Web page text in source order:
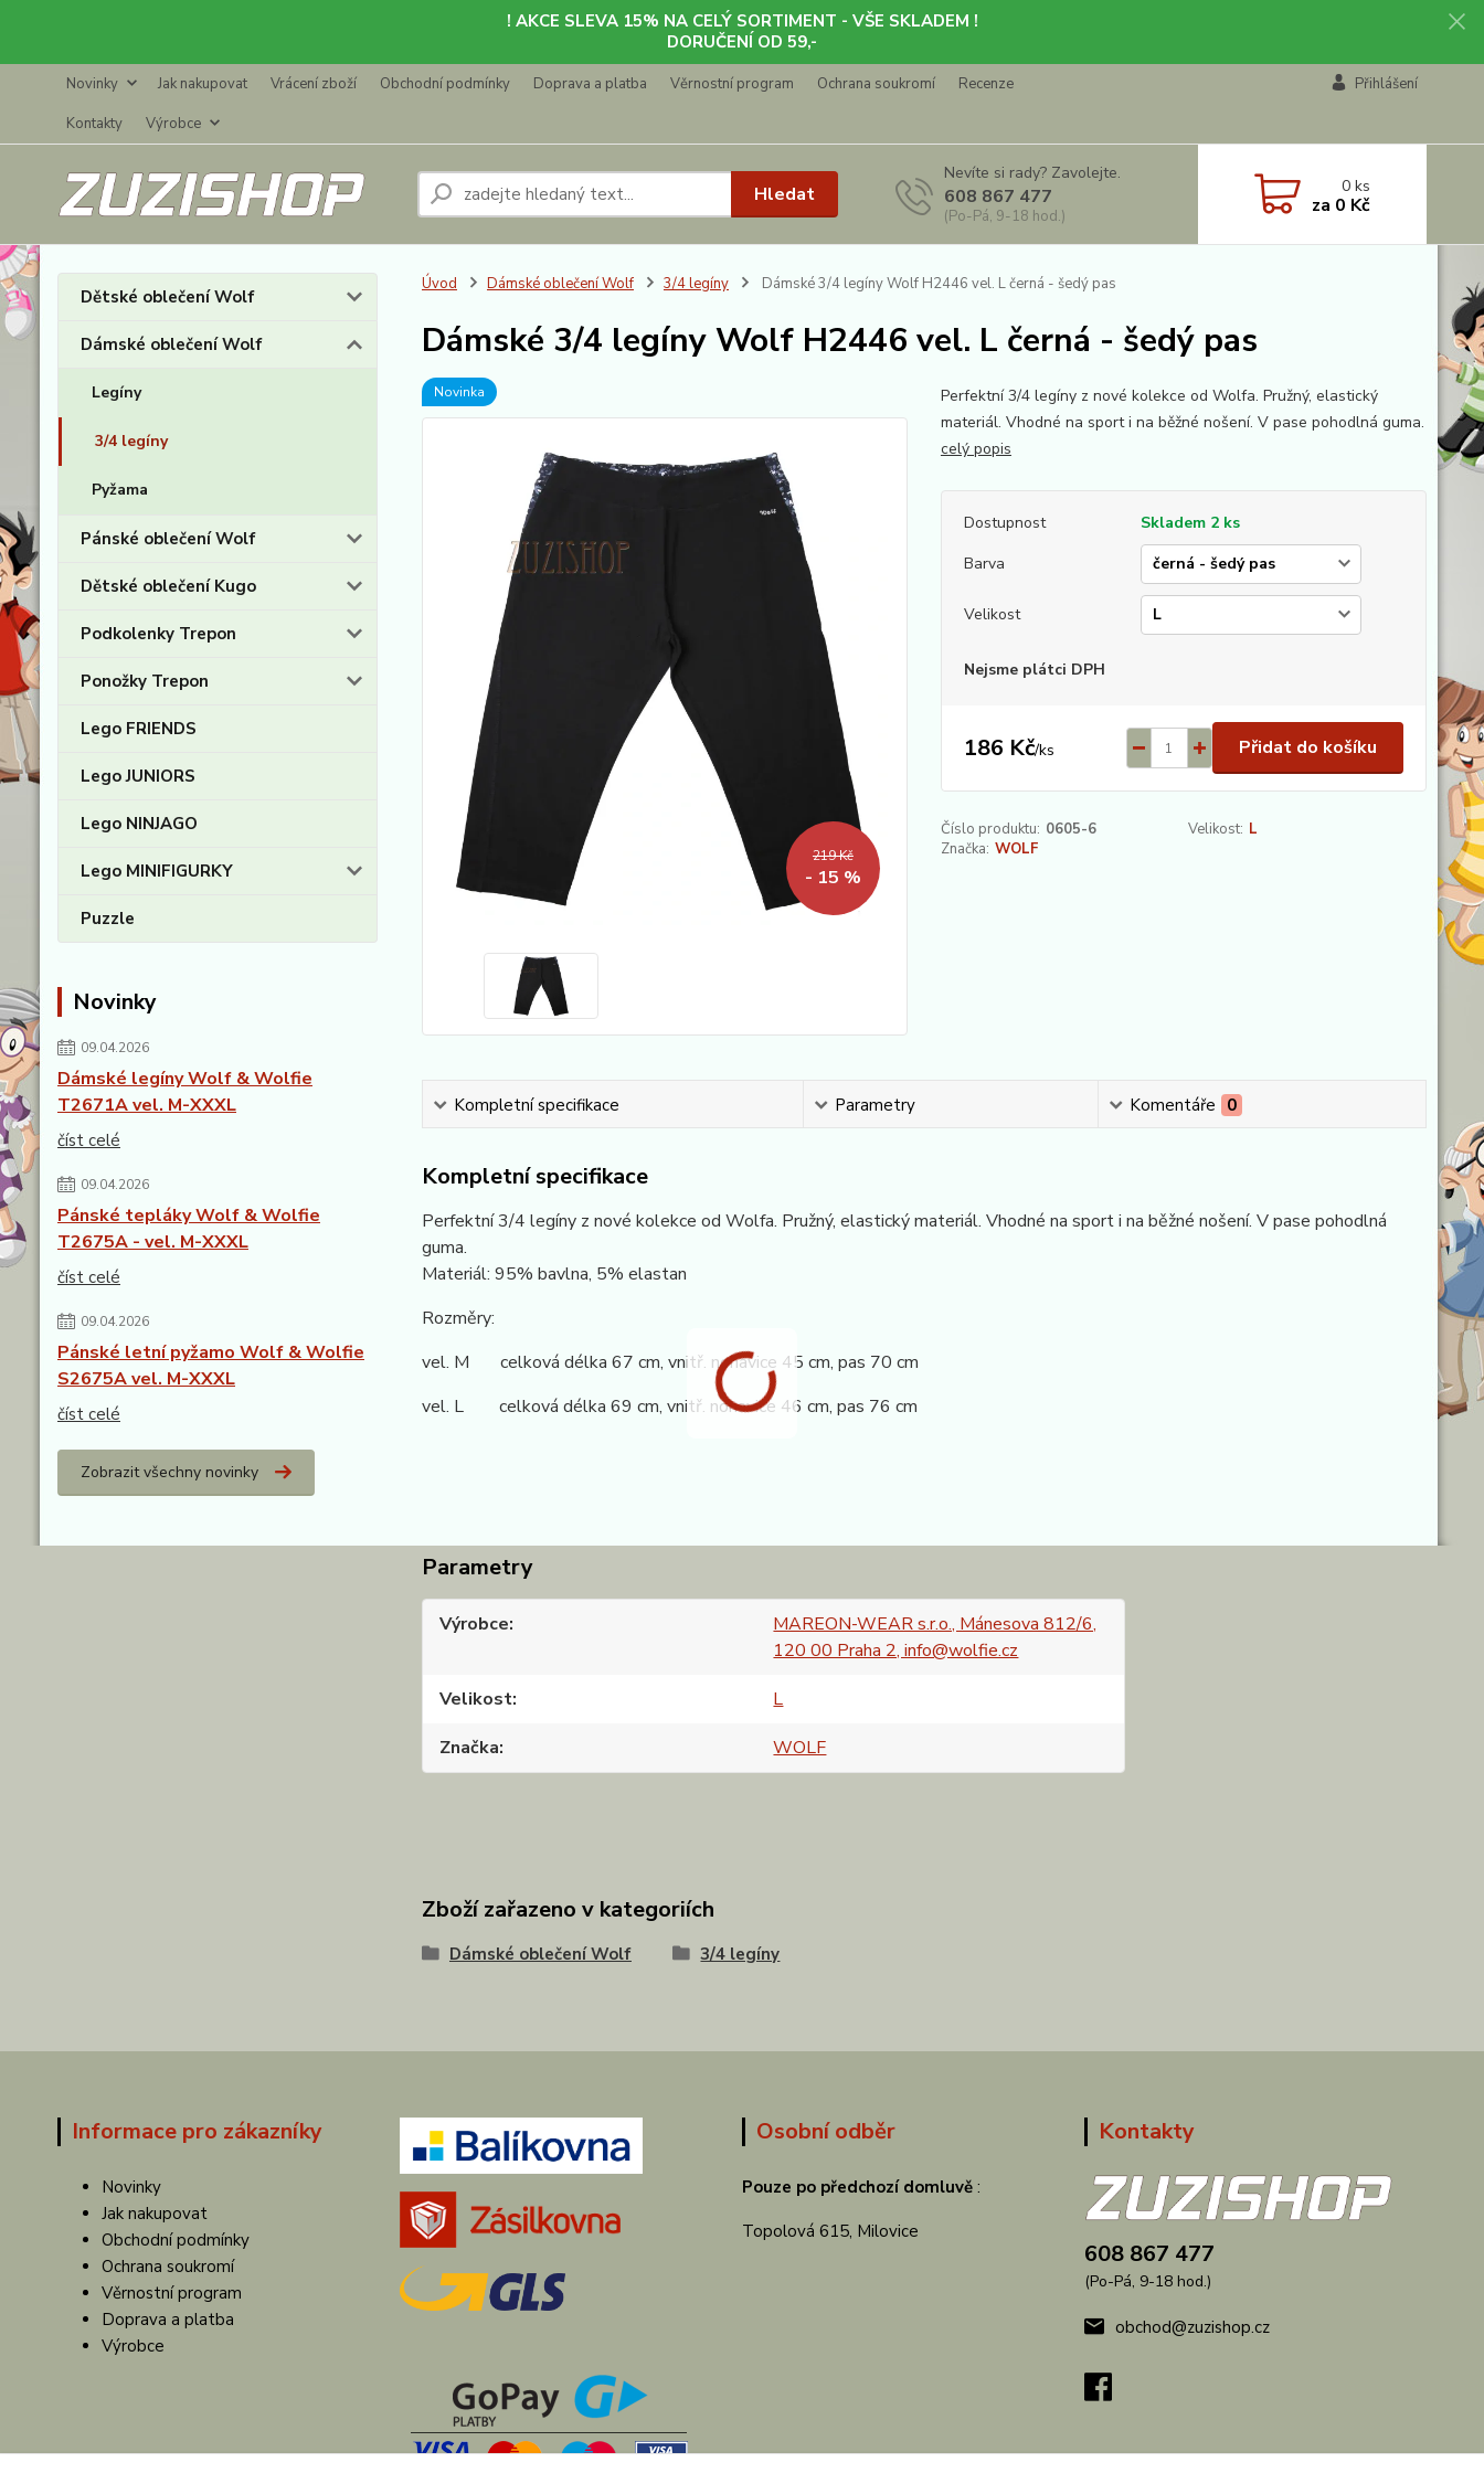
! AKCE SLEVA 15% NA CELÝ SORTIMENT - VŠE SKLADEM !
DORUČENÍ OD 59,-
Novinky Jak nakupovat Vrácení zboží Obchodní podmínky Doprava a platba Věrnostní program Ochrana soukromí
Recenze
Kontakty
Výrobce
Přihlášení
Hledat
Nevíte si rady? Zavolejte.
608 867 477
(Po-Pá, 9-18 hod.)
0ks
za 0 Kč
Dětské oblečení Wolf
Dámské oblečení Wolf
Legíny
3/4 legíny
Pyžama
Pánské oblečení Wolf
Dětské oblečení Kugo
Podkolenky Trepon
Ponožky Trepon
Lego FRIENDS
Lego JUNIORS
Lego NINJAGO
Lego MINIFIGURKY
Puzzle
Novinky
09.04.2026
Dámské legíny Wolf & Wolfie
T2671A vel. M-XXXL
číst celé
09.04.2026
Pánské tepláky Wolf & Wolfie
T2675A - vel. M-XXXL
číst celé
09.04.2026
Pánské letní pyžamo Wolf & Wolfie
S2675A vel. M-XXXL
číst celé
Zobrazit všechny novinky
Úvod Dámské oblečení Wolf 3/4 legíny Dámské 3/4 legíny Wolf H2446 vel. L černá - šedý pas
Dámské 3/4 legíny Wolf H2446 vel. L černá - šedý pas
Novinka
219 Kč
- 15 %
Perfektní 3/4 legíny z nové kolekce od Wolfa. Pružný, elastický
materiál. Vhodné na sport i na běžné nošení. V pase pohodlná guma.
celý popis
Dostupnost
Skladem 2 ks
Barva
Velikost
Nejsme plátci DPH
186 Kč/ks Přidat do košíku
Číslo produktu: 0605-6 Velikost: L
Značka: WOLF
Kompletní specifikace Parametry Komentáře 0
Kompletní specifikace
Perfektní 3/4 legíny z nové kolekce od Wolfa. Pružný, elastický materiál. Vhodné na sport i na běžné nošení. V pase pohodlná
guma.
Materiál: 95% bavlna, 5% elastan
Rozměry:
vel. M celková délka 67 cm, vnitř. nohavice 45 cm, pas 70 cm
vel. L celková délka 69 cm, vnitř. nohavice 46 cm, pas 76 cm
Parametry
Výrobce
MAREON-WEAR s.r.o., Mánesova 812/6,
120 00 Praha 2, info@wolfie.cz
Velikost
L
Značka
WOLF
Zboží zařazeno v kategoriích
Dámské oblečení Wolf 3/4 legíny
Informace pro zákazníky
Novinky
Jak nakupovat
Obchodní podmínky
Ochrana soukromí
Věrnostní program
Doprava a platba
Výrobce
Osobní odběr
Pouze po předchozí domluvě :
Topolová 615, Milovice
Kontakty
608 867 477
(Po-Pá, 9-18 hod.)
obchod@zuzishop.cz